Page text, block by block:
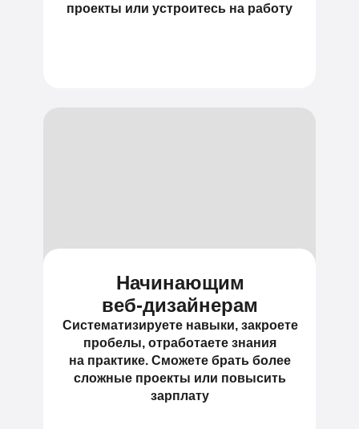
Начинающим
веб-дизайнерам
Систематизируете навыки, закроете
пробелы, отработаете знания
на практике. Сможете брать более
сложные проекты или повысить
зарплату
проекты или устроитесь на работу